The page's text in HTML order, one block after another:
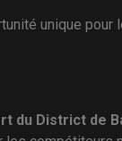
unique
du District de